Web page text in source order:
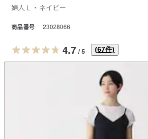
ト
ト
ア
婦人Ｌ・ネイビー
商品番号 23028066
4.7 / 5 (67件)